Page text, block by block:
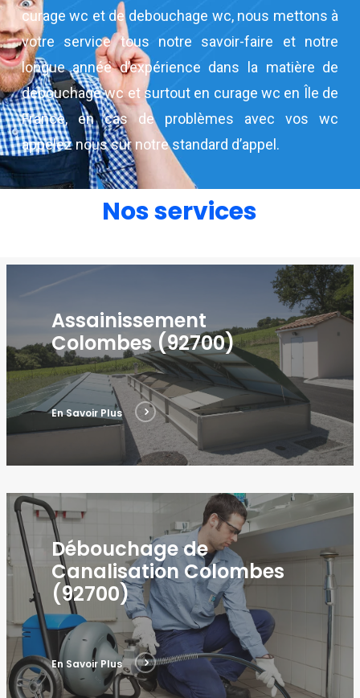
curage wc et de debouchage wc, nous mettons à
votre service tous notre savoir-faire et notre
longue année d’expérience dans la matière de
debouchage wc et surtout en curage wc en Île de
France, en cas de problèmes avec vos wc
appelez nous sur notre standard d’appel.
Nos services
Assainissement
Colombes (92700)
En Savoir Plus
Débouchage de
Canalisation Colombes
(92700)
En Savoir Plus